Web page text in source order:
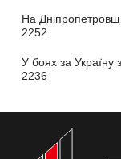
На
2252
У боях за Україну
2236